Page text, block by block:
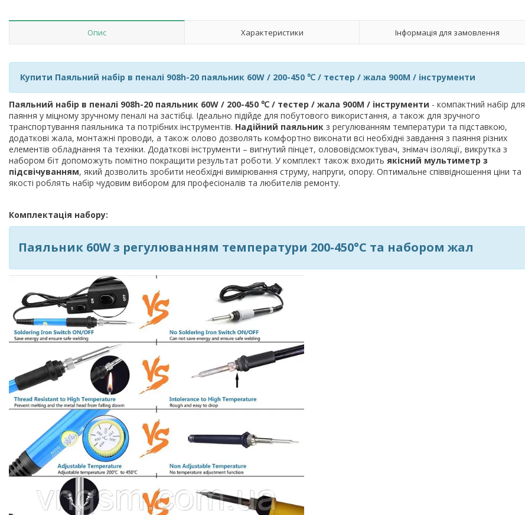
Опис Характеристики Інформація для замовлення
Купити Паяльний набір в пеналі 908h-20 паяльник 60W / 200-450 ℃ / тестер / жала 900M / інструменти
Паяльний набір в пеналі 908h-20 паяльник 60W / 200-450 ℃ / тестер / жала 900M / інструменти - компактний набір для
паяння у міцному зручному пеналі на застібці. Ідеально підійде для побутового використання, а також для зручного
транспортування паяльника та потрібних інструментів. Надійний паяльник з регулюванням температури та підставкою,
додаткові жала, монтажні проводи, а також олово дозволять комфортно виконати всі необхідні завдання з паяння різних
елементів обладнання та техніки. Додаткові інструменти – вигнутий пінцет, олововідсмоктувач, знімач ізоляції, викрутка з
набором біт допоможуть помітно покращити результат роботи. У комплект також входить якісний мультиметр з
підсвічуванням, який дозволить зробити необхідні вимірювання струму, напруги, опору. Оптимальне співвідношення ціни та
якості роблять набір чудовим вибором для професіоналів та любителів ремонту.
Комплектація набору:
Паяльник 60W з регулюванням температури 200-450°С та набором жал